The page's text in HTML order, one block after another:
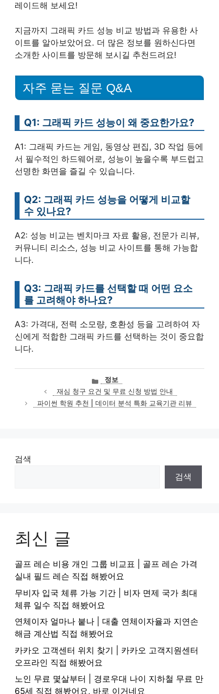
레이드해 보세요!
지금까지 그래픽 카드 성능 비교 방법과 유용한 사
이트를 알아보았어요. 더 많은 정보를 원하신다면
소개한 사이트를 방문해 보시길 추천드려요!
자주 묻는 질문 Q&A
Q1: 그래픽 카드 성능이 왜 중요한가요?
A1: 그래픽 카드는 게임, 동영상 편집, 3D 작업 등에
서 필수적인 하드웨어로, 성능이 높을수록 부드럽고
선명한 화면을 즐길 수 있습니다.
Q2: 그래픽 카드 성능을 어떻게 비교할
수 있나요?
A2: 성능 비교는 벤치마크 자료 활용, 전문가 리뷰,
커뮤니티 리소스, 성능 비교 사이트를 통해 가능합
니다.
Q3: 그래픽 카드를 선택할 때 어떤 요소
를 고려해야 하나요?
A3: 가격대, 전력 소모량, 호환성 등을 고려하여 자
신에게 적합한 그래픽 카드를 선택하는 것이 중요합
니다.
카
테
고
리
정보
재심 청구 요건 및 무료 신청 방법 안내
파이썬 학원 추천 | 데이터 분석 특화 교육기관 리뷰
검색
검색
최신 글
골프 레슨 비용 개인 그룹 비교표 | 골프 레슨 가격
실내 필드 레슨 직접 해봤어요
무비자 입국 체류 가능 기간 | 비자 면제 국가 최대
체류 일수 직접 해봤어요
연체이자 얼마나 붙나 | 대출 연체이자율과 지연손
해금 계산법 직접 해봤어요
카카오 고객센터 위치 찾기 | 카카오 고객지원센터
오프라인 직접 해봤어요
노인 무료 몇살부터 | 경로우대 나이 지하철 무료 만
65세 직접 해봤어요, 바로 이거네요